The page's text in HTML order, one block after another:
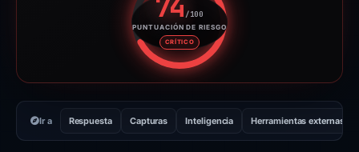
/100
PUNTUACIÓN DE RIESGO
CRÍTICO
Puntuación de riesgo: 74
Ir a Respuesta Capturas Inteligencia Herramientas externas